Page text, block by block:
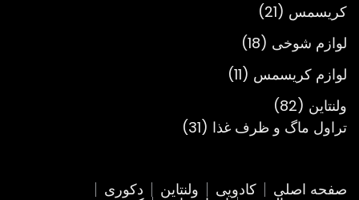
کریسمس 21
21
محصول
لوازم شوخی 18
18
محصول
لوازم کریسمس 11
11
ولنتاین 82
82
محصول
تراول ماگ و ظرف غذا 31
31
صفحه اصلی کادویی ولنتاین دکوری